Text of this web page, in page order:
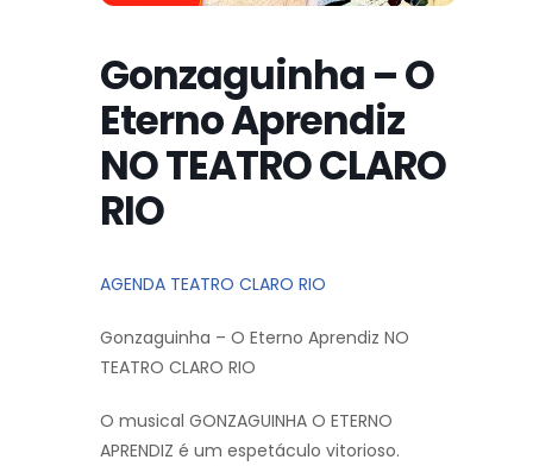
Gonzaguinha – O
Eterno Aprendiz
NO TEATRO CLARO
RIO
AGENDA TEATRO CLARO RIO
Gonzaguinha – O Eterno Aprendiz NO
TEATRO CLARO RIO
O musical GONZAGUINHA O ETERNO
APRENDIZ é um espetáculo vitorioso.